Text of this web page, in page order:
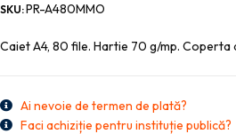
SKU:PR-A480MMO
Caiet A4, 80 file. Hartie 70 g/mp. Coperta
Ai nevoie de termen de plată?
Faci achiziție pentru instituție publică?